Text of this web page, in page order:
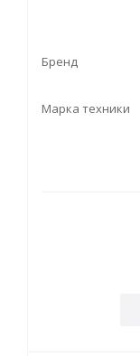
Бренд
Марка техники